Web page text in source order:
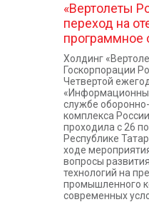
«Вертолеты
переход на
программное
Холдинг
Госкорпорации
Четвертой
службе
комплекса
проходила с 26
Республике
ходе
вопросы
технологий на
промышленного
современных